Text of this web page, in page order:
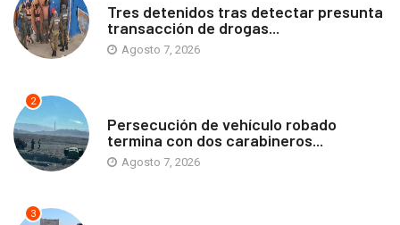
Tres detenidos tras detectar presunta
transacción de drogas...
Agosto 7, 2026
2
Persecución de vehículo robado
termina con dos carabineros...
Agosto 7, 2026
3